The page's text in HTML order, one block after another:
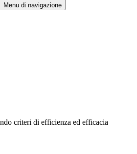
Menu di navigazione
criteri di efficienza ed efficacia